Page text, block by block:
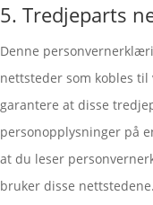
5. Tredjeparts
Denne
nettsteder som kobles
garantere at disse
personopplysninger på
at du leser
bruker disse nettstedene.